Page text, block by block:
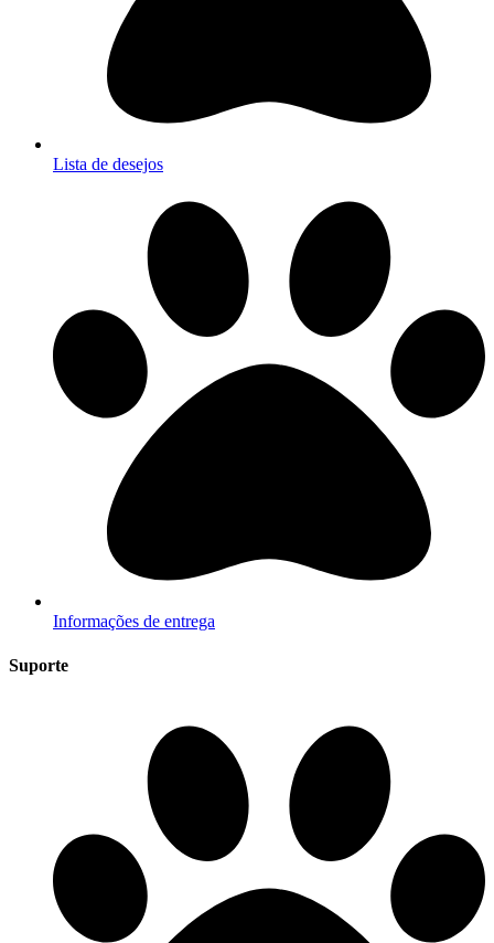
Lista de desejos
Informações de entrega
Suporte